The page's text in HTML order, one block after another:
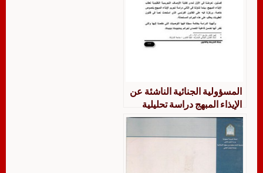
المسؤولية الجنائية الناشئة عن
الإيذاء المبهج دراسة تحليلية
مقارنة لجرائم مستحدثة تتعلق
بالهواتف النقالة